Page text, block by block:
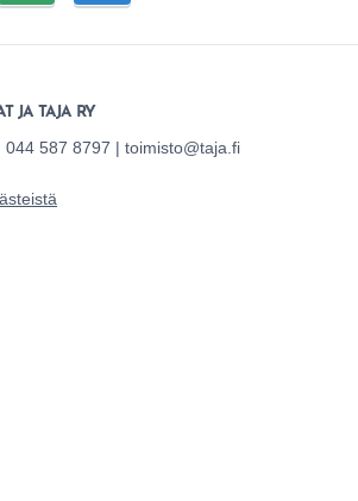
JA TAJA RY
587 8797 | toimisto@taja.fi